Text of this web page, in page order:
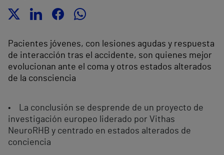
Pacientes jóvenes, con lesiones agudas y respuesta
de interacción tras el accidente, son quienes mejor
evolucionan ante el coma y otros estados alterados
de la consciencia
• La conclusión se desprende de un proyecto de
investigación europeo liderado por Vithas
NeuroRHB y centrado en estados alterados de
conciencia